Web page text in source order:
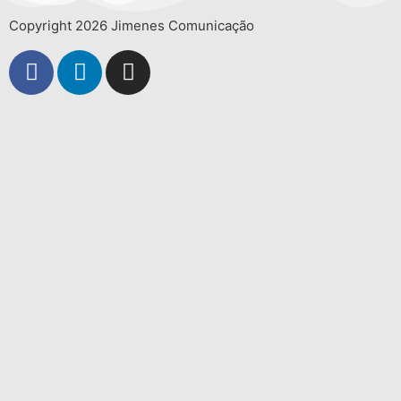
Copyright 2026 Jimenes Comunicação